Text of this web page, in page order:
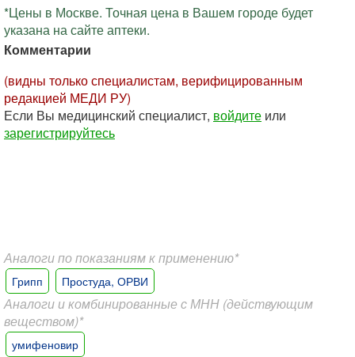
*Цены в Москве. Точная цена в Вашем городе будет
указана на сайте аптеки.
Комментарии
(видны только специалистам, верифицированным
редакцией МЕДИ РУ)
Если Вы медицинский специалист, войдите или
зарегистрируйтесь
Аналоги по показаниям к применению*
Грипп Простуда, ОРВИ
Аналоги и комбинированные с МНН (действующим
веществом)*
умифеновир